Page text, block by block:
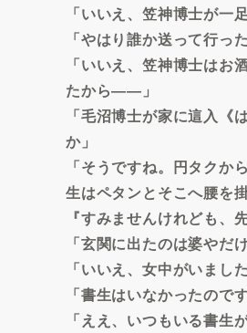
「いいえ、笠神博士が一
「やはり誰か送って行っ
「いいえ、笠神博士は
たから――」
「毛沼博士が家に這入
か」
「そうですね。円タク
生はペタンとそこへ腰を
『すみませんけれども
「玄関に出たのは婆やだ
「いいえ、女中がいまし
「書生はいなかったのです
「ええ、いつもいる書